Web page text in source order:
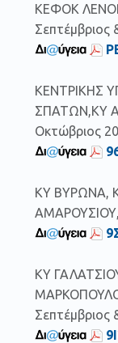
ΚΕΦΟΚ
Σεπτέμβριος
ΚΕΝΤΡΙΚΗΣ
ΣΠΑΤΩΝ,ΚΥ
Οκτώβριος
ΚΥ ΒΥΡΩΝΑ,
ΑΜΑΡΟΥΣΙΟΥ,
ΚΥ
Σεπτέμβριος